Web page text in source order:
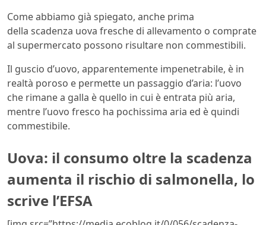
Come abbiamo già spiegato, anche prima
della scadenza uova fresche di allevamento o comprate
al supermercato possono risultare non commestibili.
Il guscio d’uovo, apparentemente impenetrabile, è in
realtà poroso e permette un passaggio d’aria: l’uovo
che rimane a galla è quello in cui è entrata più aria,
mentre l’uovo fresco ha pochissima aria ed è quindi
commestibile.
Uova: il consumo oltre la scadenza
aumenta il rischio di salmonella, lo
scrive l’EFSA